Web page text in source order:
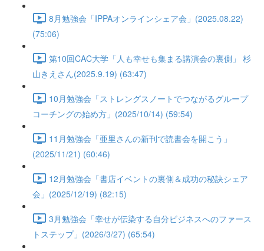
8月勉強会「IPPAオンラインシェア会」(2025.08.22)
(75:06)
第10回CAC大学「人も幸せも集まる講演会の裏側」 杉
山きえさん(2025.9.19) (63:47)
10月勉強会「ストレングスノートでつながるグループ
コーチングの始め方」(2025/10/14) (59:54)
11月勉強会「亜里さんの新刊で読書会を開こう」
(2025/11/21) (60:46)
12月勉強会「書店イベントの裏側＆成功の秘訣シェア
会」(2025/12/19) (82:15)
3月勉強会「幸せが伝染する自分ビジネスへのファース
トステップ」(2026/3/27) (65:54)